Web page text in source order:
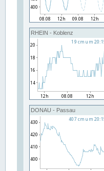
RHEIN - Koblenz
DONAU - Passau